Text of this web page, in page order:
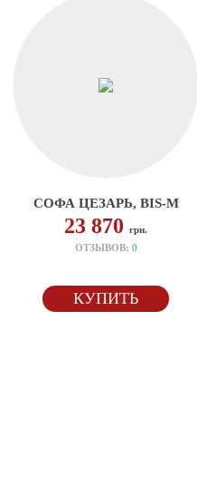
СОФА ЦЕЗАРЬ, BIS-M
23 870грн.
ОТЗЫВОВ: 0
КУПИТЬ